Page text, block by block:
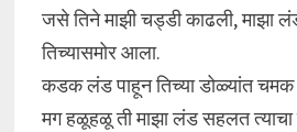
जसे तिने माझी चड्डी काढली, माझा
तिच्यासमोर आला.
कडक लंड पाहून तिच्या डोळ्यांत
मग हळूहळू ती माझा लंड सहलत त्याचा